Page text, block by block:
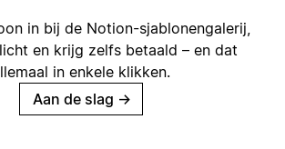
in bij de Notion-sjablonengalerij,
en krijg zelfs betaald – en dat
in enkele klikken.
Aan de slag →